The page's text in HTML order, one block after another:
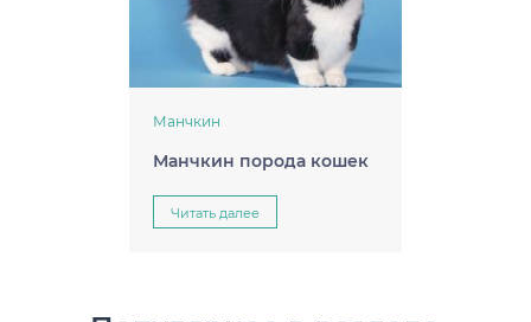
Манчкин
Манчкин порода кошек
Читать далее